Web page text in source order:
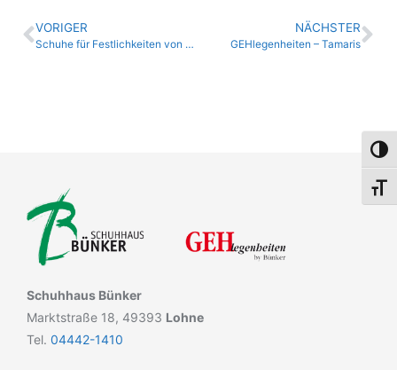
VORIGER
Schuhe für Festlichkeiten von Schuhhaus Bünker
NÄCHSTER
GEHlegenheiten – Tamaris
Schuhhaus Bünker
Marktstraße 18, 49393 Lohne
Tel. 04442-1410